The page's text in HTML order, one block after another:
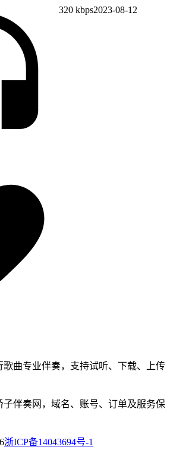
320 kbps2023-08-12
歌曲专业伴奏，支持试听、下载、上传
子伴奏网 ，域名、账号、订单及服务保
浙ICP备14043694号-1